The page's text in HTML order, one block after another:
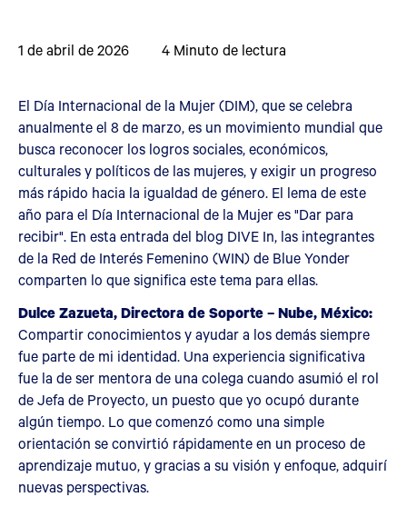
1 de abril de 2026 4 Minuto de lectura
El Día Internacional de la Mujer (DIM), que se celebra
anualmente el 8 de marzo, es un movimiento mundial que
busca reconocer los logros sociales, económicos,
culturales y políticos de las mujeres, y exigir un progreso
más rápido hacia la igualdad de género. El lema de este
año para el Día Internacional de la Mujer es "Dar para
recibir". En esta entrada del blog DIVE In, las integrantes
de la Red de Interés Femenino (WIN) de Blue Yonder
comparten lo que significa este tema para ellas.
Dulce Zazueta, Directora de Soporte – Nube, México:
Compartir conocimientos y ayudar a los demás siempre
fue parte de mi identidad. Una experiencia significativa
fue la de ser mentora de una colega cuando asumió el rol
de Jefa de Proyecto, un puesto que yo ocupó durante
algún tiempo. Lo que comenzó como una simple
orientación se convirtió rápidamente en un proceso de
aprendizaje mutuo, y gracias a su visión y enfoque, adquirí
nuevas perspectivas.